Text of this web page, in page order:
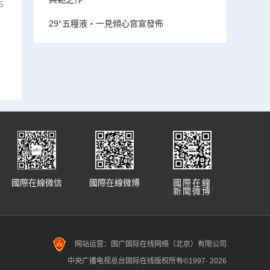
29°五糧液・一見傾心官宣發佈
國際在線
新聞微博
國際在線微博
國際在線微信
网站运营：国广国际在线网络（北京）有限公司
中央广播电视总台国际在线版权所有©1997- 2026